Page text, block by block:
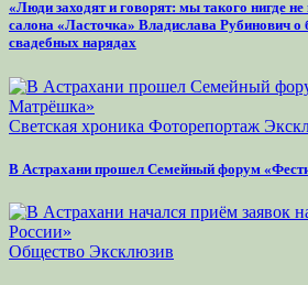
«Люди заходят и говорят: мы такого нигде
салона «Ласточка» Владислава Рубинович о
свадебных нарядах
Светская хроника Фоторепортаж
В Астрахани прошел Семейный форум
Общество Эксклюзив